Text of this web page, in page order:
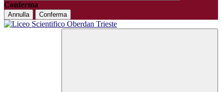
Conferma
Annulla Conferma